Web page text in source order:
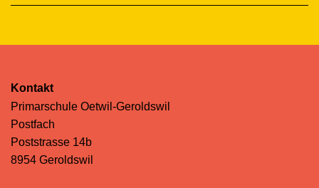
Kontakt
Primarschule Oetwil-Geroldswil
Postfach
Poststrasse 14b
8954 Geroldswil